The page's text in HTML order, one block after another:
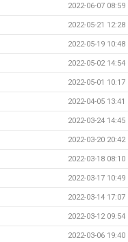
2022-06-07 08:59
2022-05-21 12:28
2022-05-19 10:48
2022-05-02 14:54
2022-05-01 10:17
2022-04-05 13:41
2022-03-24 14:45
2022-03-20 20:42
2022-03-18 08:10
2022-03-17 10:49
2022-03-14 17:07
2022-03-12 09:54
2022-03-06 19:40